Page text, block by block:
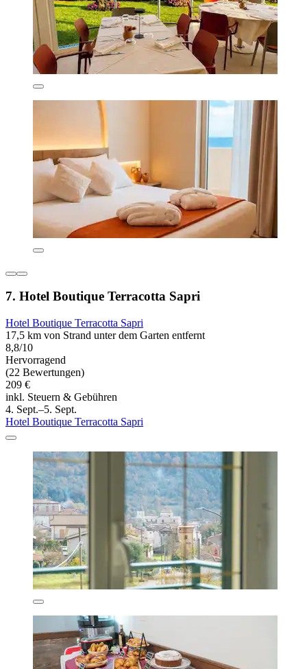
7. Hotel Boutique Terracotta Sapri
Hotel Boutique Terracotta Sapri
17,5 km von Strand unter dem Garten entfernt
8,8/10
Hervorragend
(22 Bewertungen)
209 €
inkl. Steuern & Gebühren
4. Sept.–5. Sept.
Hotel Boutique Terracotta Sapri